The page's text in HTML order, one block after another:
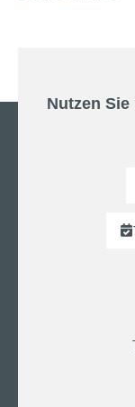
Nutzen